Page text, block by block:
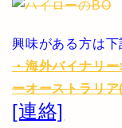
興味がある方は
・海外バイナリ
ーオーストラリ
[連絡]